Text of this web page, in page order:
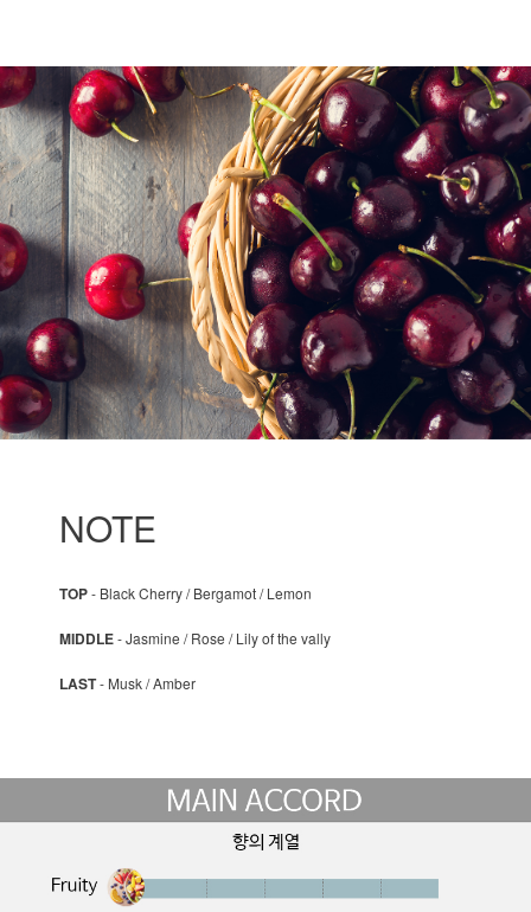
NOTE
TOP- Black Cherry / Bergamot / Lemon
MIDDLE- Jasmine / Rose / Lily of the vally
LAST- Musk / Amber